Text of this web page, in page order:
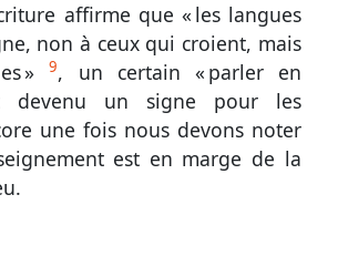
affirme que « les langues
non à ceux qui croient, mais
»9, un certain « parler en
devenu un signe pour les
une fois nous devons noter
est en marge de la